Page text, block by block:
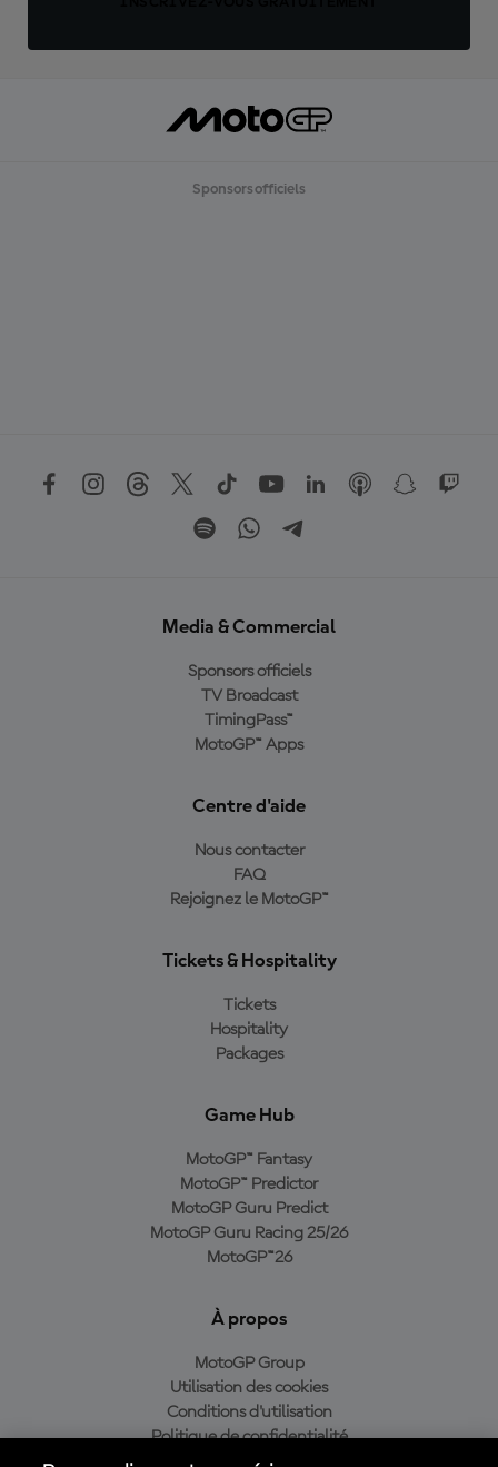
Sponsors officiels
Media & Commercial
Sponsors officiels
TV Broadcast
TimingPass™
MotoGP™ Apps
Centre d'aide
Nous contacter
FAQ
Rejoignez le MotoGP™
Tickets & Hospitality
Tickets
Hospitality
Packages
Game Hub
MotoGP™ Fantasy
MotoGP™ Predictor
MotoGP Guru Predict
MotoGP Guru Racing 25/26
MotoGP™26
À propos
MotoGP Group
Utilisation des cookies
Conditions d'utilisation
Politique de confidentialité
Politique d’achat